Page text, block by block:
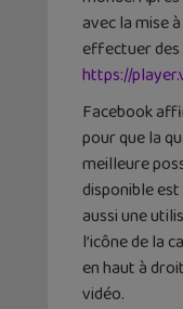
avec la mise
effectuer des
https://
Facebook
pour que la
meilleure
disponible
aussi une
l’icône de la
en haut à
vidéo.